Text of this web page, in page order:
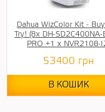
Dahua WizColor Kit -
Try! (8х DH-SD2C400NA-
PRO +1 х NVR2108-
53400 грн
В КОШИК